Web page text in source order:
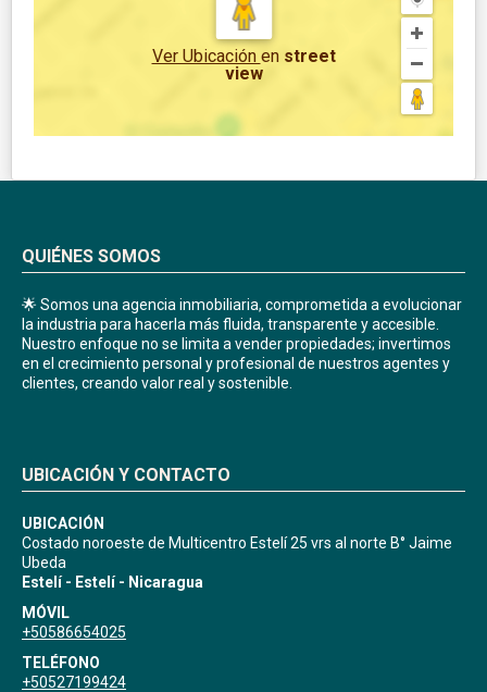
Ver Ubicación en street
view
QUIÉNES SOMOS
🌟 Somos una agencia inmobiliaria, comprometida a evolucionar
la industria para hacerla más fluida, transparente y accesible.
Nuestro enfoque no se limita a vender propiedades; invertimos
en el crecimiento personal y profesional de nuestros agentes y
clientes, creando valor real y sostenible.
UBICACIÓN Y CONTACTO
UBICACIÓN
Costado noroeste de Multicentro Estelí 25 vrs al norte B° Jaime
Ubeda
Estelí - Estelí - Nicaragua
MÓVIL
+50586654025
TELÉFONO
+50527199424